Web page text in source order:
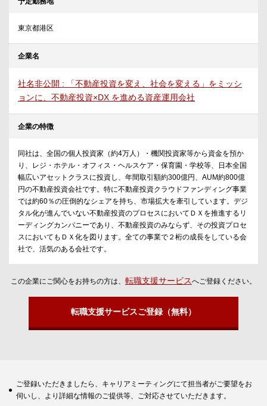
東京都港区
企業名
社名非公開 : 「不動産投資を変え、社会を変える」をミッシ
ョンに、不動産投資×DX を進める資産運用会社
企業の特徴
同社は、全国の個人投資家（約4万人）・機関投資家等から資金を預か
り、レジ・ホテル・オフィス・ヘルスケア・保育園・学校等、日本全国
幅広いアセットクラスに投資し、年間取引額約300億円、AUM約800億
円の不動産投資会社です。特に不動産投資クラウドファンディング事業
では約60％の圧倒的なシェアを持ち、市場拡大を牽引しています。デジ
タル化が進んでいない不動産投資のプロセスにおいてＤＸを推進するリ
ーディングカンパニーであり、不動産投資のみならず、その投資プロセ
スにおいてもＤＸ化を図ります。全ての事業で２桁の成長をしている会
社で、活気のある会社です。
この企業にご関心をお持ちの方は、 転職支援サービスへご登録ください。
転職支援サービスご登録（無料）
ご登録いただきましたら、キャリアミーティングにて担当者がご要望をお
伺いし、より詳細な情報のご提供等、ご対応させていただきます。